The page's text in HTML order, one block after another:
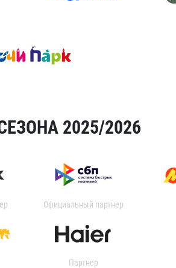
2025/2026
Официальный партнер
Партнер